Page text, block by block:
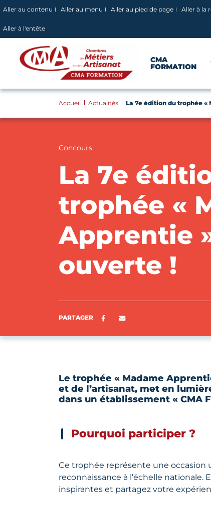
Panneau de gestion des cookies
Aller au contenu Aller au menu Aller au pied de page Aller à la
Aller à l'entête
CMA
FORMATION
Accueil Actualités La 7e édition du trophée «
Concours
La 7e
trophée «
Apprentie
ouverte !
PARTAGER Partager sur Facebook
Le trophée « Madame
et de l’artisanat, met en
dans un établissement « CMA
Pourquoi participer ?
Ce trophée représente une occasion
reconnaissance à l’échelle
inspirantes et partagez votre